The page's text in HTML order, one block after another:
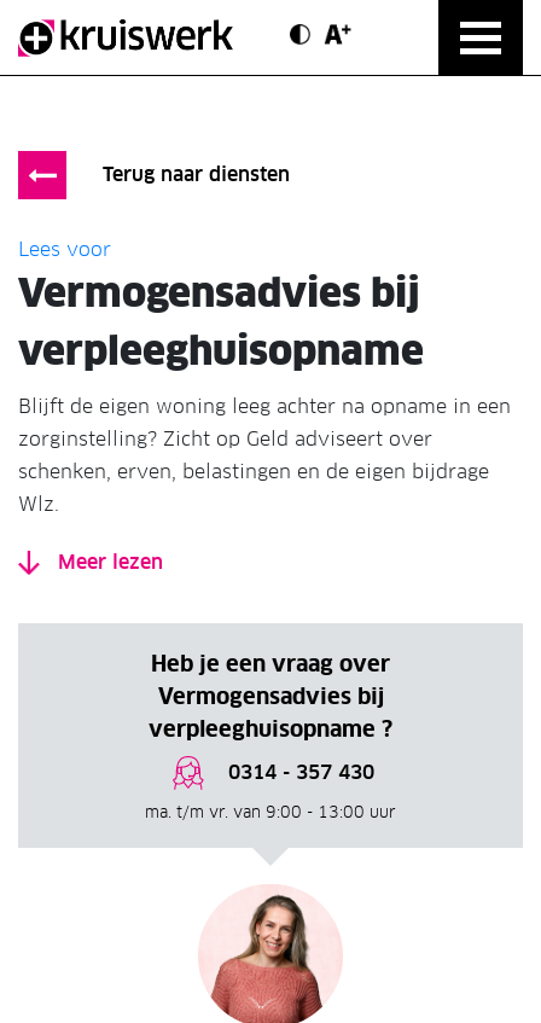
Direct door naar content
Contrast modus
Text vergroten
Terug naar diensten
Lees voor
Vermogensadvies bij
verpleeghuisopname
Blijft de eigen woning leeg achter na opname in een
zorginstelling? Zicht op Geld adviseert over
schenken, erven, belastingen en de eigen bijdrage
Wlz.
Meer lezen
Heb je een vraag over
Vermogensadvies bij
verpleeghuisopname ?
0314 - 357 430
ma. t/m vr. van 9:00 - 13:00 uur